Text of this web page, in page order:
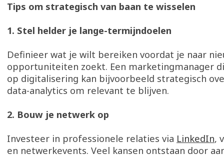
Tips om strategisch van baan te wisselen
1. Stel helder je lange-termijndoelen
Definieer wat je wilt bereiken voordat je naar
opportuniteiten zoekt. Een marketingmanager
op digitalisering kan bijvoorbeeld strategisch
data-analytics om relevant te blijven.
2. Bouw je netwerk op
Investeer in professionele relaties via LinkedIn,
en netwerkevents. Veel kansen ontstaan door